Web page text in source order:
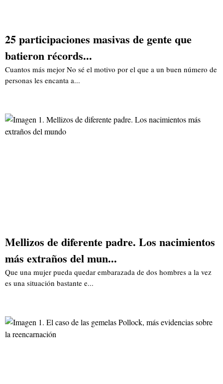
25 participaciones masivas de gente que
batieron récords...
Cuantos más mejor No sé el motivo por el que a un buen número de
personas les encanta a...
Mellizos de diferente padre. Los nacimientos
más extraños del mun...
Que una mujer pueda quedar embarazada de dos hombres a la vez
es una situación bastante e...